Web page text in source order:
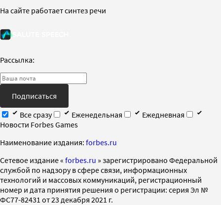
На сайте работает синтез речи
Рассылка:
Подписаться
Все сразу
Еженедельная
Ежедневная
Новости Forbes Games
Наименование издания: forbes.ru
Cетевое издание « forbes.ru » зарегистрировано Федеральной
службой по надзору в сфере связи, информационных
технологий и массовых коммуникаций, регистрационный
номер и дата принятия решения о регистрации: серия Эл №
ФС77-82431 от 23 декабря 2021 г.